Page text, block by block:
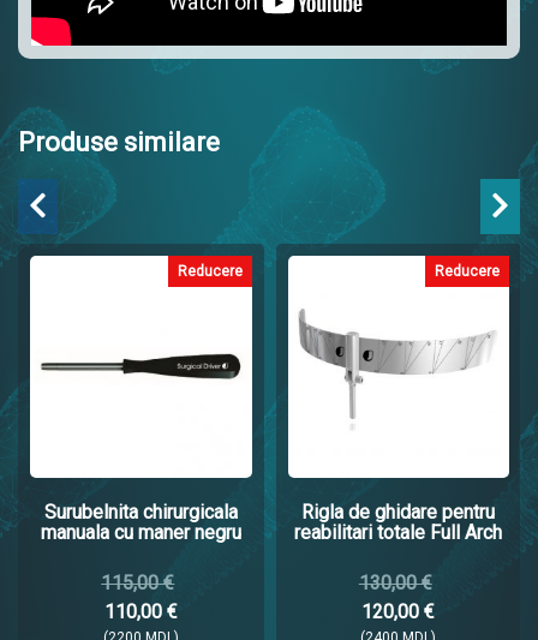
Produse similare
Reducere
Surubelnita chirurgicala
manuala cu maner negru
115,00 €
110,00 €
Reducere
Rigla de ghidare pentru
reabilitari totale Full Arch
130,00 €
120,00 €